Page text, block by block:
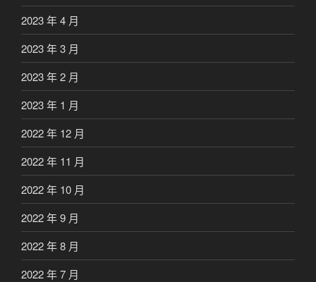
2023 年 4 月
2023 年 3 月
2023 年 2 月
2023 年 1 月
2022 年 12 月
2022 年 11 月
2022 年 10 月
2022 年 9 月
2022 年 8 月
2022 年 7 月